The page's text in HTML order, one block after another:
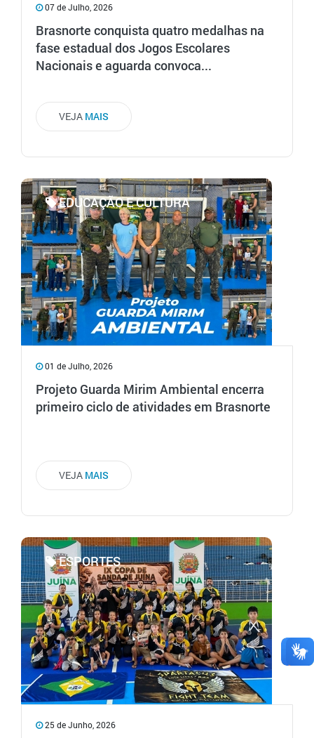
07 de Julho, 2026
Brasnorte conquista quatro medalhas na
fase estadual dos Jogos Escolares
Nacionais e aguarda convoca...
VEJA MAIS
EDUCAÇÃO E CULTURA
01 de Julho, 2026
Projeto Guarda Mirim Ambiental encerra
primeiro ciclo de atividades em Brasnorte
VEJA MAIS
ESPORTES
25 de Junho, 2026